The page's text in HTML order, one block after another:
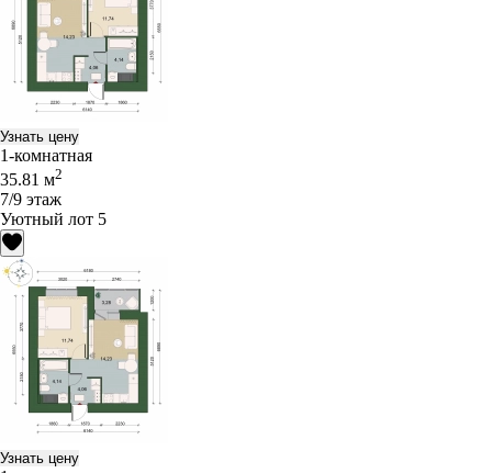
Узнать цену
1-комнатная
35.81 м2
7/9 этаж
Уютный лот 5
Узнать цену